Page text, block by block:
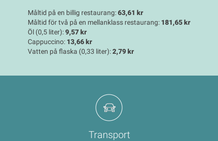
Måltid på en billig restaurang:63,61 kr
Måltid för två på en mellanklass restaurang: 181,65 kr
Öl (0,5 liter):9,57 kr
Cappuccino: 13,66 kr
Vatten på flaska (0,33 liter):2,79 kr
Transport